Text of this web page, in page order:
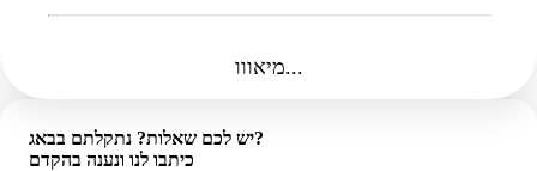
מיאווו...
יש לכם שאלות? נתקלתם בבאג?
כיתבו לנו ונענה בהקדם